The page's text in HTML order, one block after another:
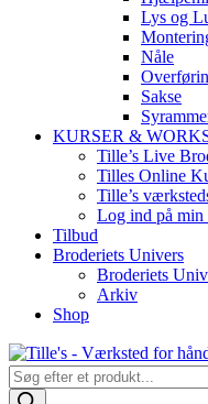
Lys og
Nåle
Sakse
KURSER &
Tille’s Live
Tilles Online
Tille’s
Log ind på min
Tilbud
Broderiets Univers
Broderiets
Arkiv
Shop
Products
search